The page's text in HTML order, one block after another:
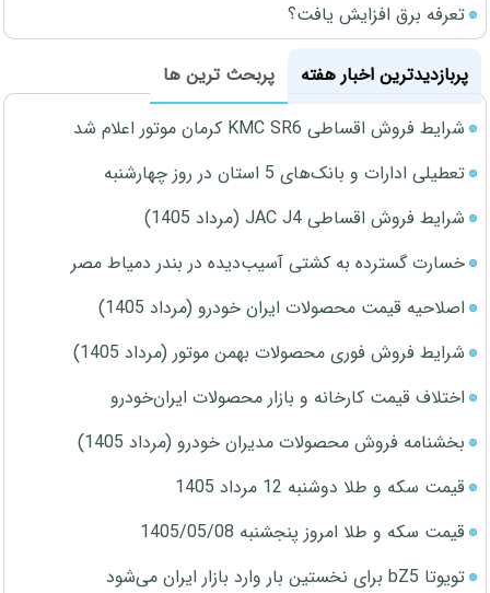
تعرفه برق افزایش یافت؟
پربازدیدترین اخبار هفته
پربحث ترین ها
شرایط فروش اقساطی KMC SR6 کرمان موتور اعلام شد
تعطیلی ادارات و بانک‌های 5 استان در روز چهارشنبه
شرایط فروش اقساطی JAC J4 (مرداد 1405)
خسارت گسترده به کشتی آسیب‌دیده در بندر دمیاط مصر
اصلاحیه قیمت محصولات ایران خودرو (مرداد 1405)
شرایط فروش فوری محصولات بهمن موتور (مرداد 1405)
اختلاف قیمت کارخانه و بازار محصولات ایران‌خودرو
بخشنامه فروش محصولات مدیران خودرو (مرداد 1405)
قیمت سکه و طلا دوشنبه 12 مرداد 1405
قیمت سکه و طلا امروز پنجشنبه 1405/05/08
تویوتا bZ5 برای نخستین بار وارد بازار ایران می‌شود